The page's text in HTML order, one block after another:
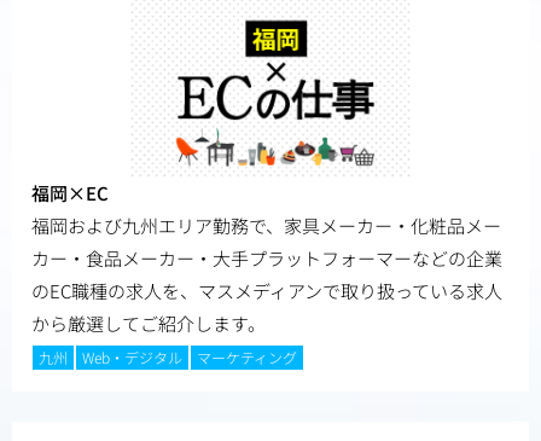
福岡×EC
福岡および九州エリア勤務で、家具メーカー・化粧品メー
カー・食品メーカー・大手プラットフォーマーなどの企業
のEC職種の求人を、マスメディアンで取り扱っている求人
から厳選してご紹介します。
九州 Web・デジタル マーケティング